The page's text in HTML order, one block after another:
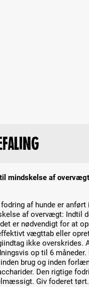
mindskelse af
af hunde er anført
af overvægt: Indtil
er nødvendigt for at
vægttab eller
ikke overskrides.
op til 6
brug og inden
Den rigtige
Giv foderet